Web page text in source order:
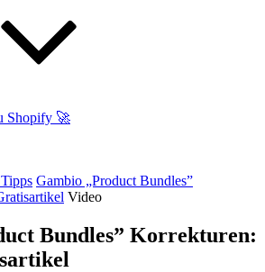
Shopify 🚀
Gambio „Product Bundles”
Video
Bundles” Korrekturen: